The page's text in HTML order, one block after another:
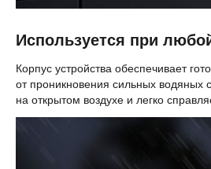
Используется при
Корпус устройства обеспечивает
от проникновения сильных водяных
на открытом воздухе и легко